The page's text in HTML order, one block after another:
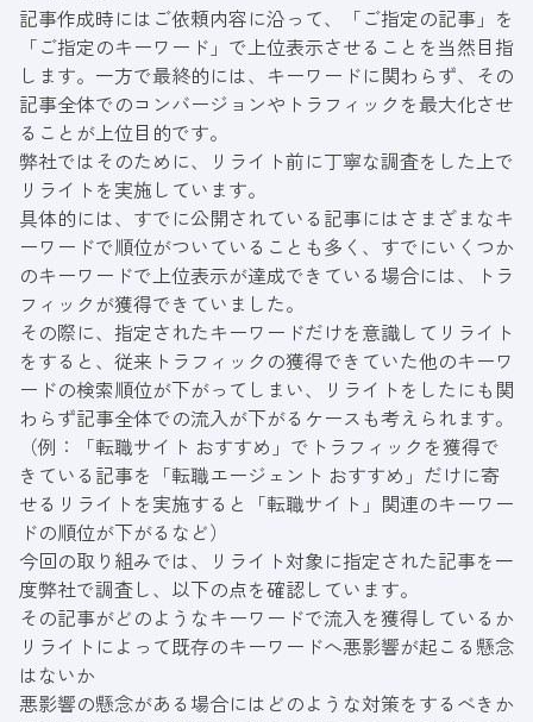
記事作成時にはご依頼内容に沿って、「ご指定の記事」を
「ご指定のキーワード」で上位表示させることを当然目指
します。一方で最終的には、キーワードに関わらず、その
記事全体でのコンバージョンやトラフィックを最大化させ
ることが上位目的です。
弊社ではそのために、リライト前に丁寧な調査をした上で
リライトを実施しています。
具体的には、すでに公開されている記事にはさまざまなキ
ーワードで順位がついていることも多く、すでにいくつか
のキーワードで上位表示が達成できている場合には、トラ
フィックが獲得できていました。
その際に、指定されたキーワードだけを意識してリライト
をすると、従来トラフィックの獲得できていた他のキーワ
ードの検索順位が下がってしまい、リライトをしたにも関
わらず記事全体での流入が下がるケースも考えられます。
（例：「転職サイト おすすめ」でトラフィックを獲得で
きている記事を「転職エージェント おすすめ」だけに寄
せるリライトを実施すると「転職サイト」関連のキーワー
ドの順位が下がるなど）
今回の取り組みでは、リライト対象に指定された記事を一
度弊社で調査し、以下の点を確認しています。
その記事がどのようなキーワードで流入を獲得しているか
リライトによって既存のキーワードへ悪影響が起こる懸念
はないか
悪影響の懸念がある場合にはどのような対策をするべきか